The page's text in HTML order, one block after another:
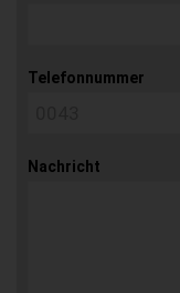
Telefonnummer
Nachricht